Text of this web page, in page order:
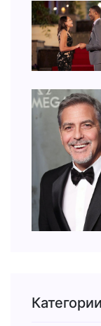
Категории